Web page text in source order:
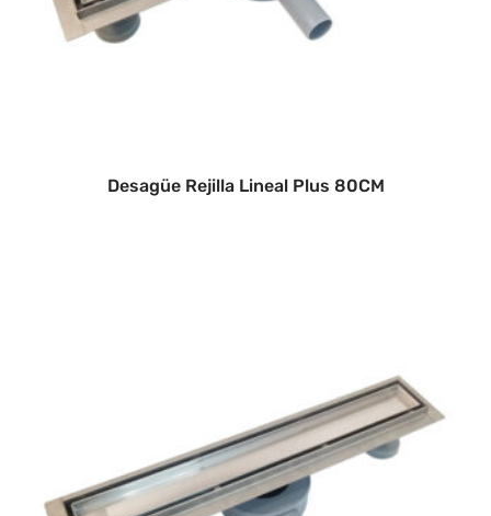
Desagüe Rejilla Lineal Plus 80CM